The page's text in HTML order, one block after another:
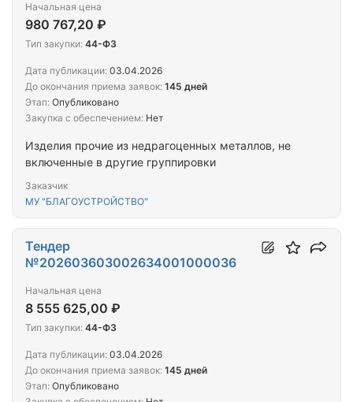
Изделия прочие из недрагоценных металлов, не
включенные в другие группировки
Заказчик
МУ "БЛАГОУСТРОЙСТВО"
Начальная цена
980 767,20 ₽
Тип закупки: 44-ФЗ
Дата публикации: 03.04.2026
До окончания приема заявок: 145 дней
Этап: Опубликовано
Закупка с обеспечением: Нет
Тендер
№202603603002634001000036
Начальная цена
8 555 625,00 ₽
Тип закупки: 44-ФЗ
Дата публикации: 03.04.2026
До окончания приема заявок: 145 дней
Этап: Опубликовано